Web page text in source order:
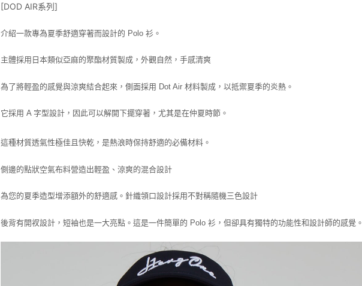
付款後7-11取貨
[DOD AIR系列]
介紹一款專為夏季舒適穿著而設計的 Polo 衫。
主體採用日本類似亞麻的聚酯材質製成，外觀自然，手感清爽
為了將輕盈的感覺與涼爽結合起來，側面採用 Dot Air 材料製成，以抵禦夏季的炎熱。
它採用 A 字型設計，因此可以解開下擺穿著，尤其是在仲夏時節。
這種材質透氣性極佳且快乾，是熱浪時保持舒適的必備材料。
側邊的點狀空氣布料營造出輕盈、涼爽的混合設計
為您的夏季造型增添額外的舒適感。針織領口設計採用不對稱隨機三色設計
後背有開衩設計，短袖也是一大亮點。這是一件簡單的 Polo 衫，但卻具有獨特的功能性和設計師的感覺。